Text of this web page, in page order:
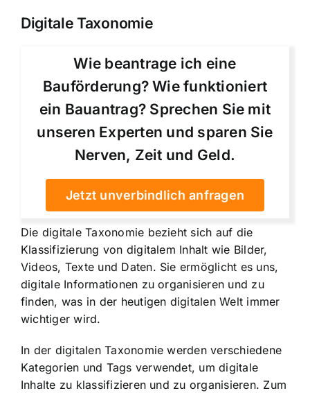
Digitale Taxonomie
Wie beantrage ich eine
Bauförderung? Wie funktioniert
ein Bauantrag? Sprechen Sie mit
unseren Experten und sparen Sie
Nerven, Zeit und Geld.
Jetzt unverbindlich anfragen
Die digitale Taxonomie bezieht sich auf die
Klassifizierung von digitalem Inhalt wie Bilder,
Videos, Texte und Daten. Sie ermöglicht es uns,
digitale Informationen zu organisieren und zu
finden, was in der heutigen digitalen Welt immer
wichtiger wird.
In der digitalen Taxonomie werden verschiedene
Kategorien und Tags verwendet, um digitale
Inhalte zu klassifizieren und zu organisieren. Zum